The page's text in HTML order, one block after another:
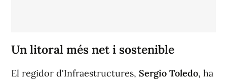
Un litoral més net i sostenible
El regidor d'Infraestructures, Sergio Toledo, ha